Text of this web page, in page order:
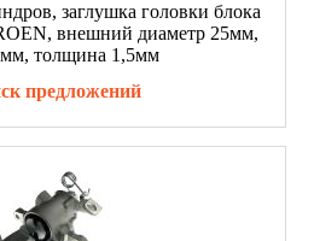
заглушка головки блока
внешний диаметр 25мм,
толщина 1,5мм
предложений